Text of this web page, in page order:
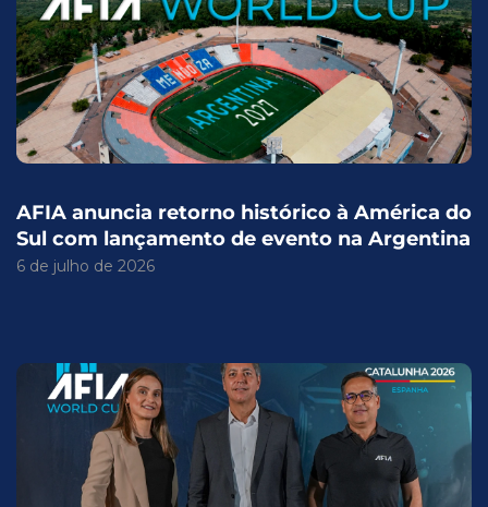
AFIA anuncia retorno histórico à América do
Sul com lançamento de evento na Argentina
6 de julho de 2026